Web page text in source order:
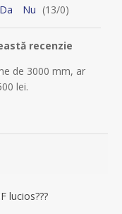
Da Nu (13/0)
recenzie
de 3000 mm, ar
lei.
lucios???